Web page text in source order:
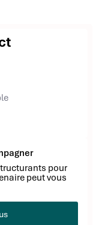
pour
peut vous